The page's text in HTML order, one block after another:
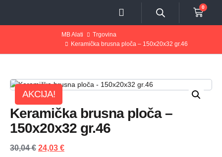
0
MB Alati
Trgovina
Keramička brusna ploča – 150x20x32 gr.46
AKCIJA!
Keramička brusna ploča –
150x20x32 gr.46
30,04€ 24,03 €